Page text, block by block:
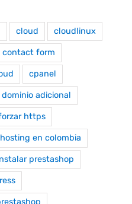
cloud cloudlinux
contact form
cpanel
dominio adicional
https
hosting en colombia
prestashop